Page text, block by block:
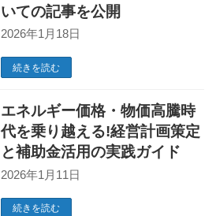
いての記事を公開
2026年1月18日
続きを読む
エネルギー価格・物価高騰時
代を乗り越える!経営計画策定
と補助金活用の実践ガイド
2026年1月11日
続きを読む